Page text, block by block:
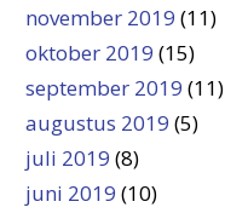
november 2019 (11)
oktober 2019 (15)
september 2019 (11)
augustus 2019 (5)
juli 2019 (8)
juni 2019 (10)